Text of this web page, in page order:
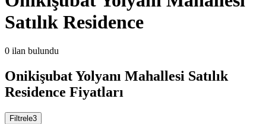
Satılık Residence
0 ilan bulundu
Onikişubat Yolyanı Mahallesi Satılık
Residence Fiyatları
Filtrele3